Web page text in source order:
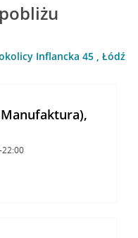
Inflancka 45 , Łódź
22:00